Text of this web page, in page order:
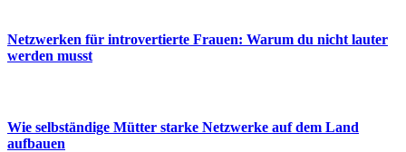
Netzwerken für introvertierte Frauen: Warum du nicht lauter
werden musst
Wie selbständige Mütter starke Netzwerke auf dem Land
aufbauen